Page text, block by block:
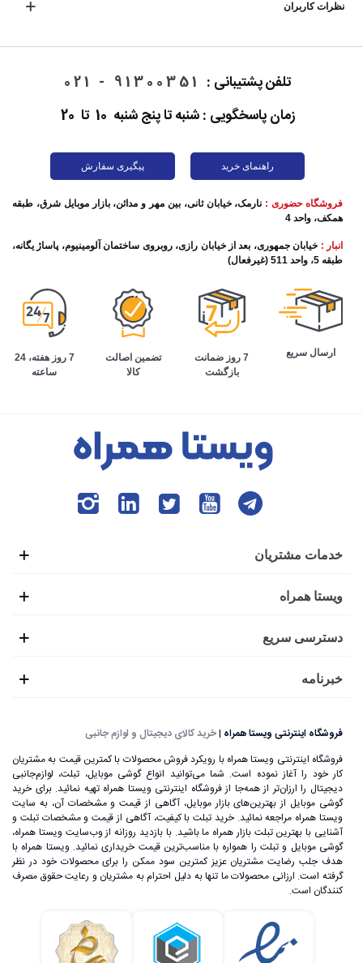
نظرات کاربران
تلفن پشتیبانی : 91300351 - 021
زمان پاسخگویی : شنبه تا پنج شنبه 10 تا 20
راهنمای خرید پیگیری سفارش
فروشگاه حضوری : نارمک، خیابان ثانی، بین مهر و مدائن، بازار موبایل شرق، طبقه
همکف، واحد 4
انبار : خیابان جمهوری، بعد از خیابان رازی، روبروی ساختمان آلومینیوم، پاساژ یگانه،
طبقه 5، واحد 511 (غیرفعال)
ارسال سریع
7 روز ضمانت
بازگشت
تضمین اصالت
کالا
7 روز هفته، 24
ساعته
خدمات مشتریان
ویستا همراه
دسترسی سریع
خبرنامه
فروشگاه اینترنتی ویستا همراه |خرید کالای دیجیتال و لوازم جانبی
فروشگاه اینترنتی ویستا همراه با رویکرد فروش محصولات با کمترین قیمت به مشتریان
کار خود را آغاز نموده است. شما می‌توانید انواع گوشی موبایل، تبلت، لوازم‌جانبی
دیجیتال را ارزان‌تر از همه‌جا از فروشگاه اینترنتی ویستا همراه تهیه نمائید. برای خرید
گوشی موبایل از بهترین‌های بازار موبایل، آگاهی از قیمت و مشخصات آن، به ‌سایت
ویستا همراه مراجعه نمائید. خرید تبلت با کیفیت، آگاهی از قیمت و مشخصات تبلت و
آشنایی با بهترین تبلت بازار همراه ما باشید. با بازدید روزانه از وب‌سایت ویستا همراه،
گوشی موبایل و تبلت را همواره با مناسب‌ترین قیمت خریداری نمائید. ویستا همراه با
هدف جلب رضایت مشتریان عزیز کمترین سود ممکن را برای محصولات خود در نظر
گرفته است. ارزانی محصولات ما تنها به دلیل احترام به مشتریان و رعایت حقوق مصرف
کنندگان است.